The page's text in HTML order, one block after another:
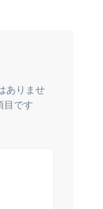
ありませ
目です